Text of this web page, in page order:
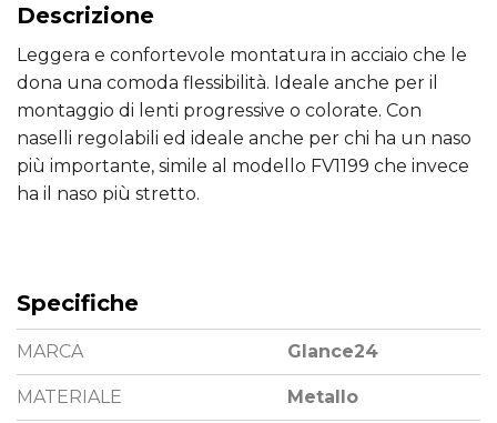
Descrizione
Leggera e confortevole montatura in acciaio che le
dona una comoda flessibilità. Ideale anche per il
montaggio di lenti progressive o colorate. Con
naselli regolabili ed ideale anche per chi ha un naso
più importante, simile al modello FV1199 che invece
ha il naso più stretto.
Specifiche
MARCA Glance24
MATERIALE Metallo